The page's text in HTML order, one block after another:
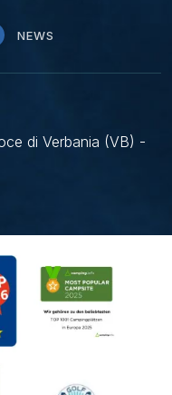
NEWS
di Verbania (VB) -